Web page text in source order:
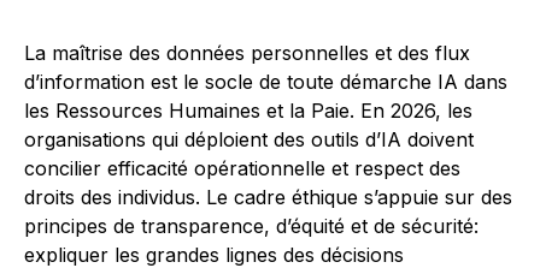
La maîtrise des données personnelles et des flux
d’information est le socle de toute démarche IA dans
les Ressources Humaines et la Paie. En 2026, les
organisations qui déploient des outils d’IA doivent
concilier efficacité opérationnelle et respect des
droits des individus. Le cadre éthique s’appuie sur des
principes de transparence, d’équité et de sécurité:
expliquer les grandes lignes des décisions